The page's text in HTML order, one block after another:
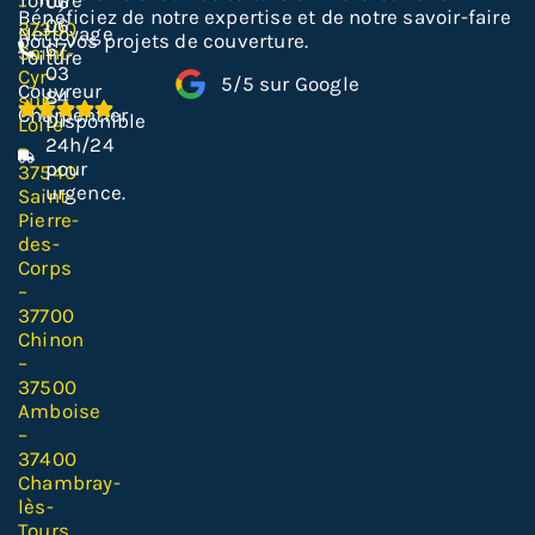
Bénéficiez de notre expertise et de notre savoir-faire
pour vos projets de couverture.
5/5 sur Google
Nettoyage
Toiture
Couvreur
Charpentier
37300
Saint-
Cyr-
sur-
Loire
–
37540
Saint-
Pierre-
des-
Corps
–
37700
Chinon
–
37500
Amboise
–
37400
Chambray-
lès-
Tours
06
67
03
84
Disponible
24h/24
pour
urgence.